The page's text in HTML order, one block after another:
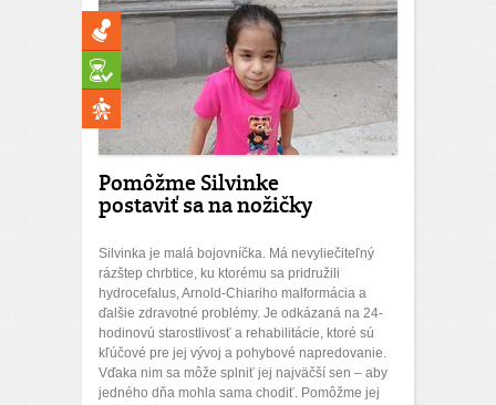
Pomôžme Silvinke
postaviť sa na nožičky
Silvinka je malá bojovníčka. Má nevyliečiteľný
rázštep chrbtice, ku ktorému sa pridružili
hydrocefalus, Arnold-Chiariho malformácia a
ďalšie zdravotné problémy. Je odkázaná na 24-
hodinovú starostlivosť a rehabilitácie, ktoré sú
kľúčové pre jej vývoj a pohybové napredovanie.
Vďaka nim sa môže splniť jej najväčší sen – aby
jedného dňa mohla sama chodiť. Pomôžme jej